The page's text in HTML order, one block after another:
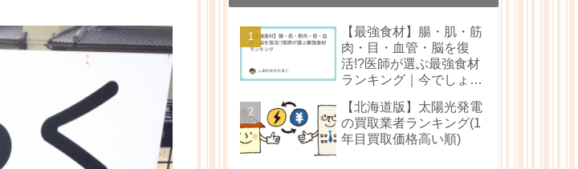
【最強食材】腸・肌・筋
肉・目・血管・脳を復
活!?医師が選ぶ最強食材
ランキング｜今でしょ！
とめ
【北海道版】太陽光発電
の買取業者ランキング(1
年目買取価格高い順)